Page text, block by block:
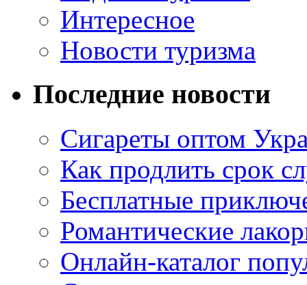
Интересное
Новости туризма
Последние новости
Сигареты оптом
Как продлить срок
Бесплатные
Романтические
Онлайн-каталог